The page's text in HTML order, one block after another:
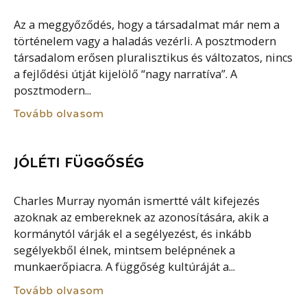
Az a meggyőződés, hogy a társadalmat már nem a
történelem vagy a haladás vezérli. A posztmodern
társadalom erősen pluralisztikus és változatos, nincs
a fejlődési útját kijelölő “nagy narratíva”. A
posztmodern...
Tovább olvasom
JÓLÉTI FÜGGŐSÉG
Charles Murray nyomán ismertté vált kifejezés
azoknak az embereknek az azonosítására, akik a
kormánytól várják el a segélyezést, és inkább
segélyekből élnek, mintsem belépnének a
munkaerőpiacra. A függőség kultúráját a...
Tovább olvasom